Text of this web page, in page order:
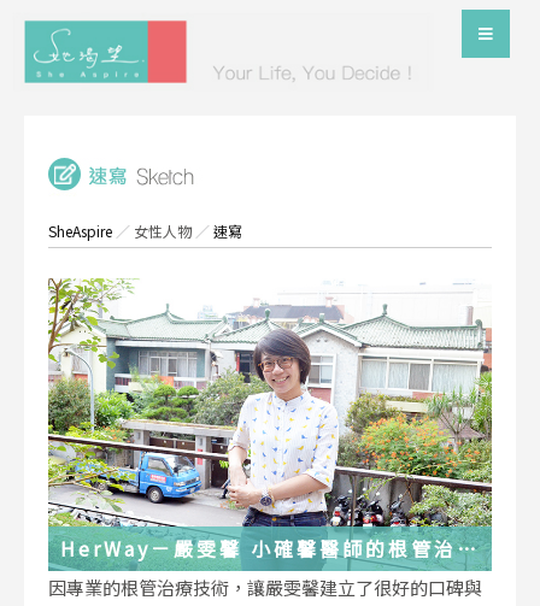
SheAspire ／ 女性人物／速寫
HerWay－嚴雯馨 小確馨醫師的根管治療
小確幸
因專業的根管治療技術，讓嚴雯馨建立了很好的口碑與